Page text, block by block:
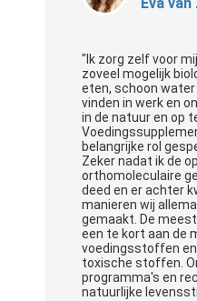
Eva
"Ik zorg zelf voor
zoveel mogelijk
eten, schoon water
vinden in werk en
in de natuur en op
belangrijke rol
Zeker nadat ik de
orthomoleculaire
deed en er achter
manieren wij
gemaakt. De
een te kort aan de
voedingsstoffen
toxische stoffen.
programma's en
natuurlijke